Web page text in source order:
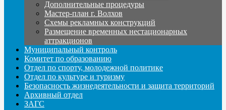
Дополнительные процедуры
Мастер-план г. Волхов
Схемы рекламных конструкций
Размещение временных нестационарных
аттракционов
Муниципальный контроль
Комитет по образованию
Отдел по спорту, молодежной политике
Отдел по культуре и туризму
Безопасность жизнедеятельности и защита территорий
Архивный отдел
ЗАГС